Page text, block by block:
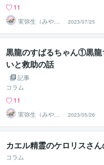
11
実弥生（みや
の）
2023/07/25
黒龍のすばるちゃん①黒龍
いと救助の話
記事
コラム
11
実弥生（みや
の）
2023/05/26
カエル精霊のケロリスさ
コラム